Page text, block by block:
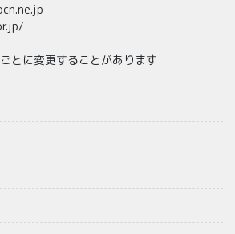
とに変更することがあります